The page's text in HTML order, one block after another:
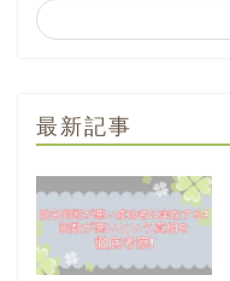
最新記事